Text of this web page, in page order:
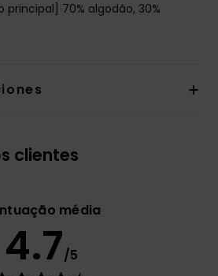
principal] 70% algodão, 30%
clientes
média
4.7/5